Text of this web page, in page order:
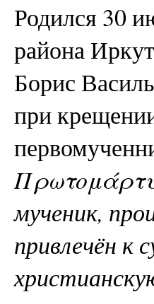
Родился 30
района
Борис
при
мученик,
привлечён к